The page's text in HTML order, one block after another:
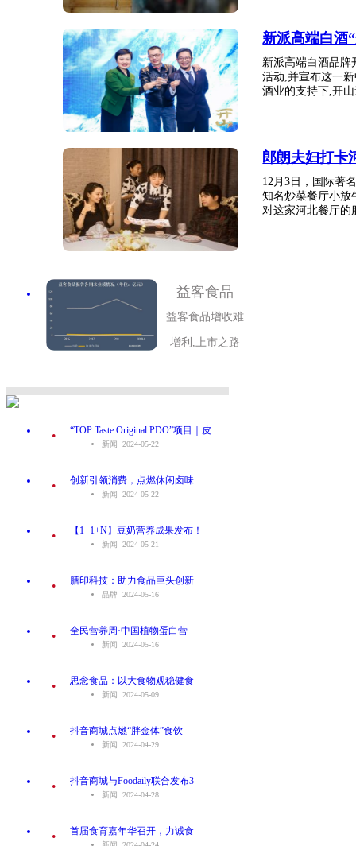
新派高端白酒
新派高端白酒品牌
活动,并宣布这一
酒业的支持下,开
郎朗夫妇打卡
12月3日，国际著
知名炒菜餐厅小放
对这家河北餐厅的
益客食品
益客食品增收难
增利,上市之路
. “TOP Taste Original PDO”项目｜皮
新闻 2024-05-22
. 创新引领消费，点燃休闲卤味
新闻 2024-05-22
. 【1+1+N】豆奶营养成果发布！
新闻 2024-05-21
. 膳印科技：助力食品巨头创新
品牌 2024-05-16
. 全民营养周·中国植物蛋白营
新闻 2024-05-16
. 思念食品：以大食物观稳健食
新闻 2024-05-09
. 抖音商城点燃“胖金体”食饮
新闻 2024-04-29
. 抖音商城与Foodaily联合发布3
新闻 2024-04-28
. 首届食育嘉年华召开，力诚食